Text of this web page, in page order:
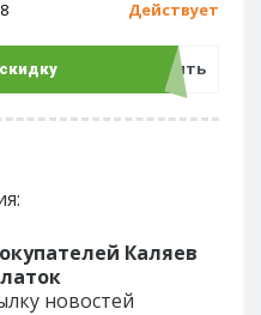
Действует
Открыть
Каляев
новостей